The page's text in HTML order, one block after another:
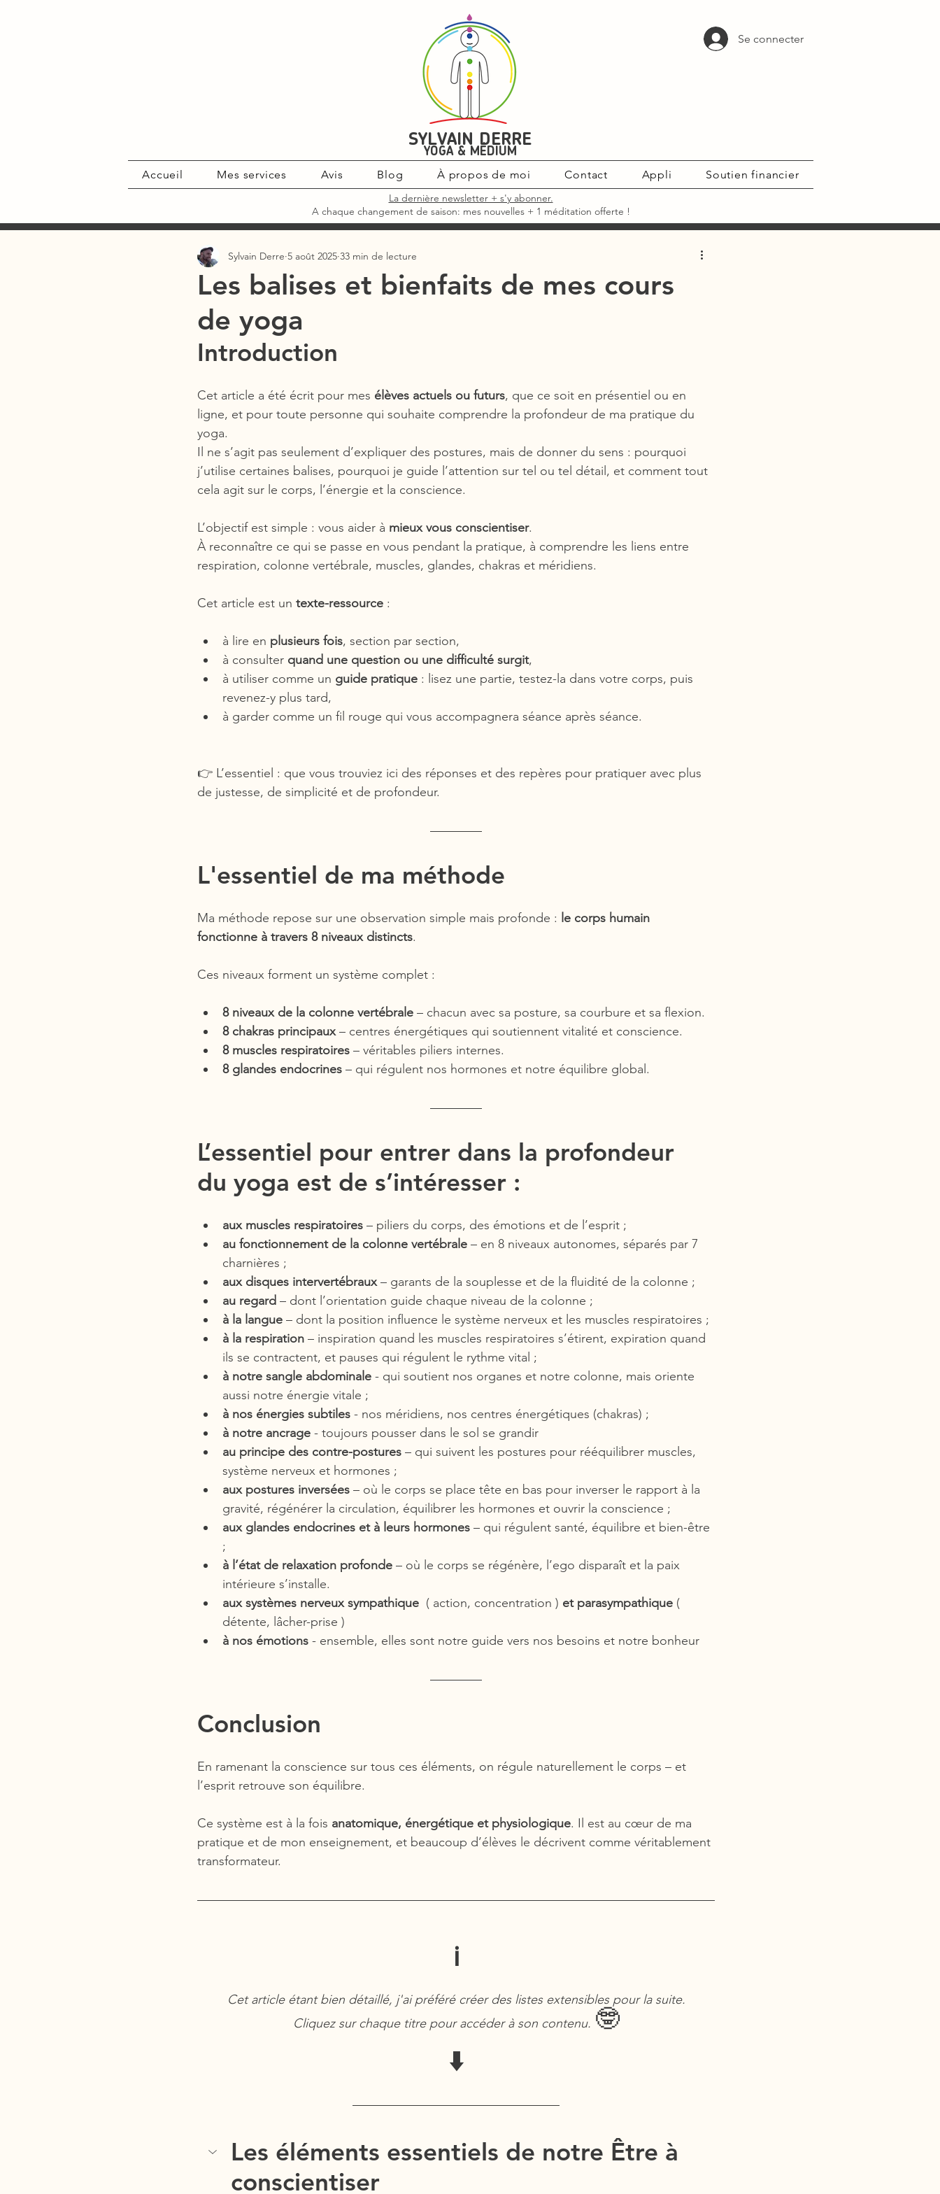
Se connecter
SYLVAIN DERRE
YOGA & MÉDIUM
Accueil Mes services Avis Blog À propos de moi Contact Appli Soutien financier
La dernière newsletter + s'y abonner.
A chaque changement de saison: mes nouvelles + 1 méditation offerte !
Les balises et bienfaits de mes cours
de yoga
Sylvain Derre 5 août 2025 33 min de lecture
Introduction
Cet article a été écrit pour mes élèves actuels ou futurs, que ce soit en présentiel ou en
ligne, et pour toute personne qui souhaite comprendre la profondeur de ma pratique du
yoga.
Il ne s’agit pas seulement d’expliquer des postures, mais de donner du sens : pourquoi
j’utilise certaines balises, pourquoi je guide l’attention sur tel ou tel détail, et comment tout
cela agit sur le corps, l’énergie et la conscience.
L’objectif est simple : vous aider à mieux vous conscientiser.
À reconnaître ce qui se passe en vous pendant la pratique, à comprendre les liens entre
respiration, colonne vertébrale, muscles, glandes, chakras et méridiens.
Cet article est un texte-ressource :
à lire en plusieurs fois, section par section,
à consulter quand une question ou une difficulté surgit,
à utiliser comme un guide pratique : lisez une partie, testez-la dans votre corps, puis
revenez-y plus tard,
à garder comme un fil rouge qui vous accompagnera séance après séance.
👉 L’essentiel : que vous trouviez ici des réponses et des repères pour pratiquer avec plus
de justesse, de simplicité et de profondeur.
L'essentiel de ma méthode
Ma méthode repose sur une observation simple mais profonde : le corps humain
fonctionne à travers 8 niveaux distincts.
Ces niveaux forment un système complet :
8 niveaux de la colonne vertébrale – chacun avec sa posture, sa courbure et sa flexion.
8 chakras principaux – centres énergétiques qui soutiennent vitalité et conscience.
8 muscles respiratoires – véritables piliers internes.
8 glandes endocrines – qui régulent nos hormones et notre équilibre global.
L’essentiel pour entrer dans la profondeur
du yoga est de s’intéresser :
aux muscles respiratoires – piliers du corps, des émotions et de l’esprit ;
au fonctionnement de la colonne vertébrale – en 8 niveaux autonomes, séparés par 7
charnières ;
aux disques intervertébraux – garants de la souplesse et de la fluidité de la colonne ;
au regard – dont l’orientation guide chaque niveau de la colonne ;
à la langue – dont la position influence le système nerveux et les muscles respiratoires ;
à la respiration – inspiration quand les muscles respiratoires s’étirent, expiration quand
ils se contractent, et pauses qui régulent le rythme vital ;
à notre sangle abdominale - qui soutient nos organes et notre colonne, mais oriente
aussi notre énergie vitale ;
à nos énergies subtiles - nos méridiens, nos centres énergétiques (chakras) ;
à notre ancrage - toujours pousser dans le sol se grandir
au principe des contre-postures – qui suivent les postures pour rééquilibrer muscles,
système nerveux et hormones ;
aux postures inversées – où le corps se place tête en bas pour inverser le rapport à la
gravité, régénérer la circulation, équilibrer les hormones et ouvrir la conscience ;
aux glandes endocrines et à leurs hormones – qui régulent santé, équilibre et bien-être
;
à l’état de relaxation profonde – où le corps se régénère, l’ego disparaît et la paix
intérieure s’installe.
aux systèmes nerveux sympathique ( action, concentration ) et parasympathique (
détente, lâcher-prise )
à nos émotions - ensemble, elles sont notre guide vers nos besoins et notre bonheur
Conclusion
En ramenant la conscience sur tous ces éléments, on régule naturellement le corps – et
l’esprit retrouve son équilibre.
Ce système est à la fois anatomique, énergétique et physiologique. Il est au cœur de ma
pratique et de mon enseignement, et beaucoup d’élèves le décrivent comme véritablement
transformateur.
ℹ️
Cet article étant bien détaillé, j'ai préféré créer des listes extensibles pour la suite.
Cliquez sur chaque titre pour accéder à son contenu. 🤓
⬇️
Les éléments essentiels de notre Être à
conscientiser